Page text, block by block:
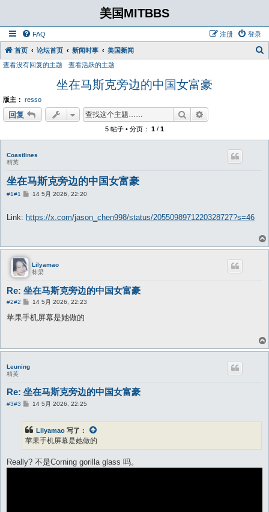
美国MITBBS
FAQ 登录
注册
首页 论坛首页 新闻时事 美国新闻
查看没有回复的主题 查看活跃的主题
坐在马斯克旁边的中国女富豪
版主： resso
回复 搜索
5 帖子 • 分页： 1 / 1
Coastlines
精英
坐在马斯克旁边的中国女富豪
#1#1
帖14 5月 2026, 22:20
Link: https://x.com/jason_chen998/status/2055098971220328727?s=46
Lilyamao
栋梁
Re: 坐在马斯克旁边的中国女富豪
#2#2
帖14 5月 2026, 22:23
苹果手机屏幕是她做的
Leuning
精英
Re: 坐在马斯克旁边的中国女富豪
#3#3
帖14 5月 2026, 22:25
Lilyamao 写了：
苹果手机屏幕是她做的
Really? 不是Corning gorilla glass 吗。